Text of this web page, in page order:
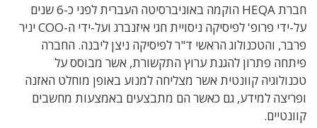
חברת HEQA הוקמה באוניברסיטה העברית לפני כ-6 שנים
על-ידי פרופ' לפיסיקה ניסויית חגי איזנברג ועל-ידי ה-COO יניר
פרבר, והטכנולוג הראשי ד"ר לפיסיקה ניצן ליבנה. החברה
פיתחה פתרון להגנת ערוץ התקשורת, אשר מבוסס על
טכנולוגיה קוונטית אשר מצליחה למנוע באופן מוחלט האזנה
ופריצה למידע, גם כאשר הם מתבצעים באמצעות מחשבים
קוונטיים.